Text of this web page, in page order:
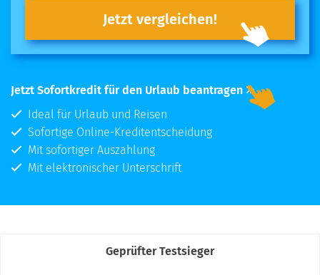
Jetzt vergleichen!
Jetzt Sofortkredit für den Urlaub beantragen
Ideal für Urlaub und Reisen
Sofortige Online-Kreditentscheidung
Mit sofortiger Auszahlung
Mit elektronischer Unterschrift
Geprüfter Testsieger